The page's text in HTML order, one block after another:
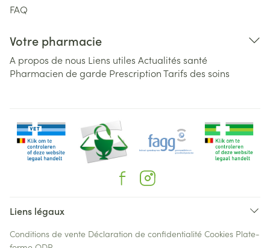
FAQ
Votre pharmacie
A propos de nous Liens utiles Actualités santé
Pharmacien de garde PrescriptionTarifs des soins
Liens légaux
Conditions de vente Déclaration de confidentialité Cookies Plate-